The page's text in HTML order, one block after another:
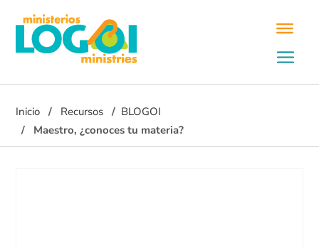
Inicio Recursos
BLOGOI
Maestro, ¿conoces tu materia?